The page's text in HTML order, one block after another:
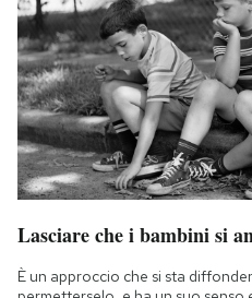
Lasciare che i bambini si
È un approccio che si sta